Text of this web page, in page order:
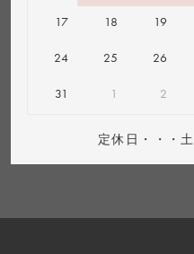
17 18 19
24 25 26
31 1 2
定休日・・・